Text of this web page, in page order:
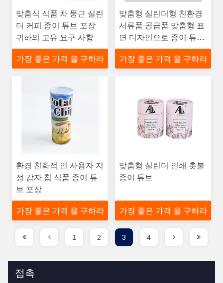
맞춤식 식품 차 둥근 실린
더 커피 종이 튜브 포장
귀하의 고유 요구 사항
가장 좋은 가격 을 구하라
맞춤형 실린더형 친환경
서류품 공급품 맞춤형 표
면 디자인으로 종이 튜브
포장
가장 좋은 가격 을 구하라
환경 친화적 인 사용자 지
정 감자 칩 식품 종이 튜
브 포장
가장 좋은 가격 을 구하라
맞춤형 실린더 인쇄 촛불
종이 튜브
가장 좋은 가격 을 구하라
1 2 3 4
접촉